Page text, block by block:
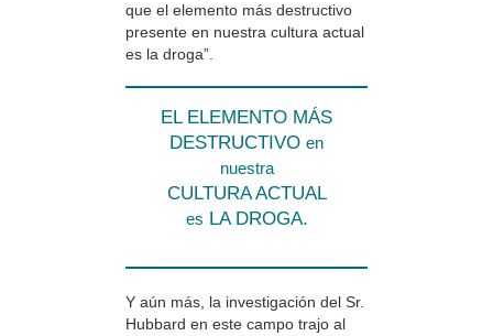
que el elemento más destructivo
presente en nuestra cultura actual
es la droga”.
EL ELEMENTO MÁS
DESTRUCTIVO en
nuestra
CULTURA ACTUAL
es LA DROGA.
Y aún más, la investigación del Sr.
Hubbard en este campo trajo al